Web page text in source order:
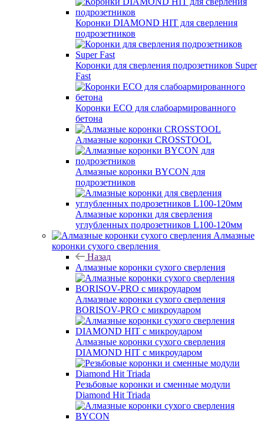
Коронки DIAMOND HIT для сверления
подрозетников
Коронки для сверления подрозетников Super
Fast
Коронки ECO для слабоармированного
бетона
Алмазные коронки CROSSTOOL
Алмазные коронки BYCON для
подрозетников
Алмазные коронки для сверления
углубленных подрозетников L100-120мм
Алмазные
коронки сухого сверления
Назад
Алмазные коронки сухого сверления
Алмазные коронки сухого сверления
BORISOV-PRO с микроударом
Алмазные коронки сухого сверления
DIAMOND HIT с микроударом
Резьбовые коронки и сменные модули
Diamond Hit Triada